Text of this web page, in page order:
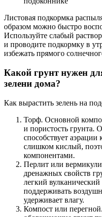
Листовая подкормка
образом можно быстро
Используйте слабый
и проводите подкормку в
избежать прямого
Какой грунт нужен
зелени дома?
Как вырастить зелень на
Торф. Основной
и пористость грунта.
способствует
слишком кислый,
компонентами.
Перлит или
дренажных свойств
легкий
поддерживать
удерживает влагу.
Компост или